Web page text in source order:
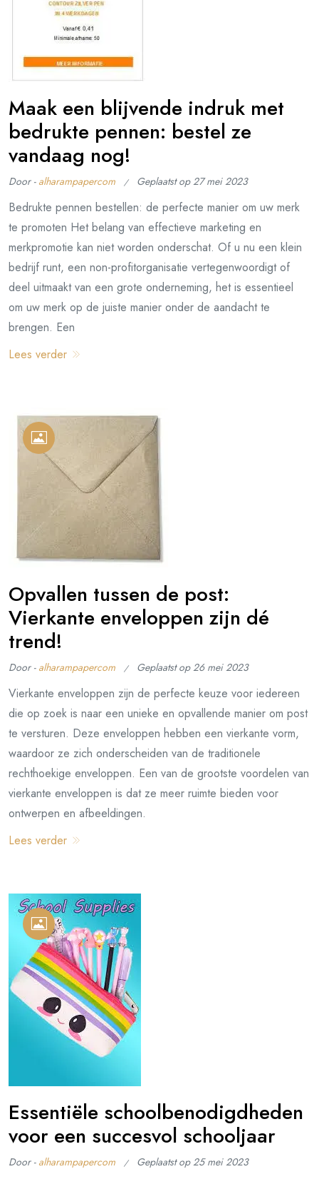
Maak een blijvende indruk met
bedrukte pennen: bestel ze
vandaag nog!
Door - alharampapercom Geplaatst op27 mei 2023
Bedrukte pennen bestellen: de perfecte manier om uw merk
te promoten Het belang van effectieve marketing en
merkpromotie kan niet worden onderschat. Of u nu een klein
bedrijf runt, een non-profitorganisatie vertegenwoordigt of
deel uitmaakt van een grote onderneming, het is essentieel
om uw merk op de juiste manier onder de aandacht te
brengen. Een
Lees verder
Opvallen tussen de post:
Vierkante enveloppen zijn dé
trend!
Door - alharampapercom Geplaatst op26 mei 2023
Vierkante enveloppen zijn de perfecte keuze voor iedereen
die op zoek is naar een unieke en opvallende manier om post
te versturen. Deze enveloppen hebben een vierkante vorm,
waardoor ze zich onderscheiden van de traditionele
rechthoekige enveloppen. Een van de grootste voordelen van
vierkante enveloppen is dat ze meer ruimte bieden voor
ontwerpen en afbeeldingen.
Lees verder
Essentiële schoolbenodigdheden
voor een succesvol schooljaar
Door - alharampapercom Geplaatst op25 mei 2023